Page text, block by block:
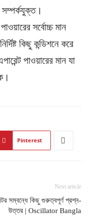
সম্পর্কযুক্ত।
সর্বোচ্চ মান
কিছু কন্ডিশনে করে
পাওয়ারের মান যা
Pinterest
Next article
সম্বন্ধে কিছু গুরুত্বপূর্ণ প্রশ্ন-
উত্তর | Oscillator Bangla